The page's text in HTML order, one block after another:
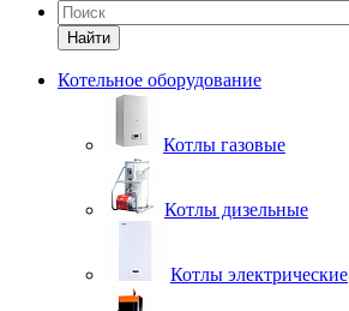
Найти
Котельное оборудование
Котлы газовые
Котлы дизельные
Котлы электрические